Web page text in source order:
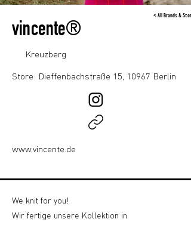
< All Brands &
vincente®
Kreuzberg
Store: Dieffenbachstraße 15, 10967 Berlin
www.vincente.de
We knit for you!
Wir fertige unsere Kollektion in